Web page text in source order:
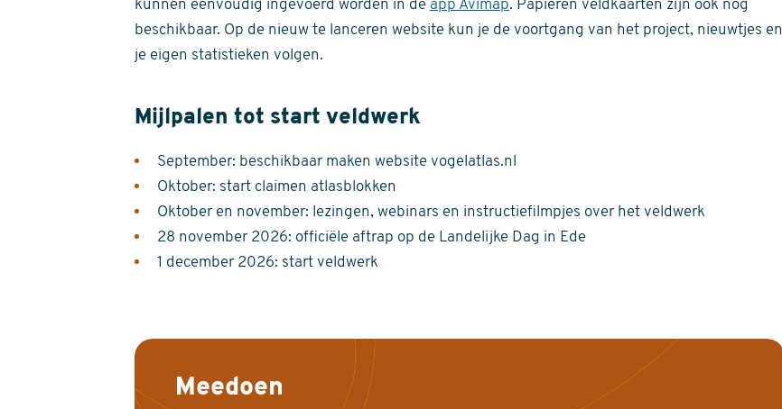
kunnen eenvoudig ingevoerd worden in de app Avimap. Papieren veldkaarten zijn ook nog
beschikbaar. Op de nieuw te lanceren website kun je de voortgang van het project, nieuwtjes en
je eigen statistieken volgen.
Mijlpalen tot start veldwerk
September: beschikbaar maken website vogelatlas.nl
Oktober: start claimen atlasblokken
Oktober en november: lezingen, webinars en instructiefilmpjes over het veldwerk
28 november 2026: officiële aftrap op de Landelijke Dag in Ede
1 december 2026: start veldwerk
Meedoen